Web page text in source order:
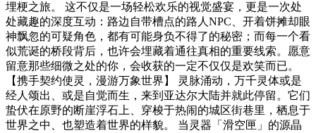
埋梗之旅。 这不仅是一场轻松欢乐的视觉盛宴，更是一次处
处藏趣的深度互动：路边自带槽点的路人NPC、开着饼摊却眼
神飘忽的可疑角色，都有可能身负不得了的秘密；而每一个看
似荒诞的桥段背后，也许会埋藏着通往真相的重要线索。愿意
留意那些细微之处的你，会收获的一定不仅仅是欢笑而已。
【携手契约使灵，漫游万象世界】 灵脉涌动，万千灵体或是
经人颂出、或是自觉而生，来到亚达尔大陆并就此停留。它们
蛰伏在原野的断崖浮石上、穿梭于热闹的城区街巷里，栖息于
世界之中、也塑造着世界的样貌。 当灵器「滑空匣」的源晶